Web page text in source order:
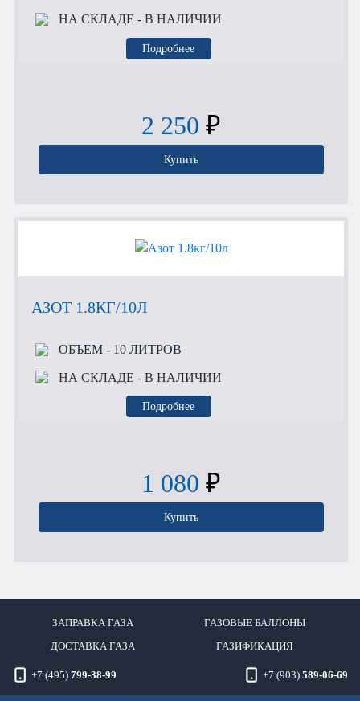
НА СКЛАДЕ - В НАЛИЧИИ
Подробнее
2 250 ₽
Купить
АЗОТ 1.8КГ/10Л
ОБЪЕМ- 10 ЛИТРОВ
НА СКЛАДЕ - В НАЛИЧИИ
Подробнее
1 080 ₽
Купить
ЗАПРАВКА ГАЗА ГАЗОВЫЕ БАЛЛОНЫ
ДОСТАВКА ГАЗА ГАЗИФИКАЦИЯ
+7 (495) 799-38-99 +7 (903) 589-06-69